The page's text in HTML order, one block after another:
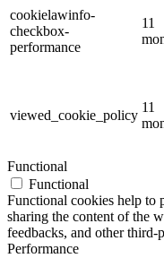
cookielawinfo-
checkbox-
performance
11
viewed_cookie_policy
11
Functional
Functional
Functional cookies help to
sharing the content of the
feedbacks, and other third-
Performance